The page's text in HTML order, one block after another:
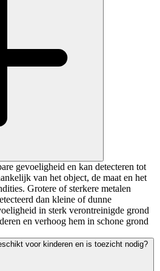
gevoeligheid en kan detecteren tot
van het object, de maat en het
Grotere of sterkere metalen
dan kleine of dunne
in sterk verontreinigde grond
en verhoog hem in schone grond
voor kinderen en is toezicht nodig?